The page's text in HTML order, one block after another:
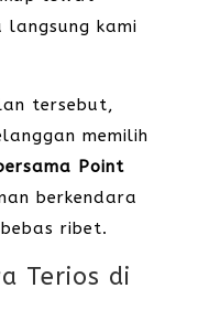
kami
tersebut,
memilih
Point
berkendara
ribet.
Terios di